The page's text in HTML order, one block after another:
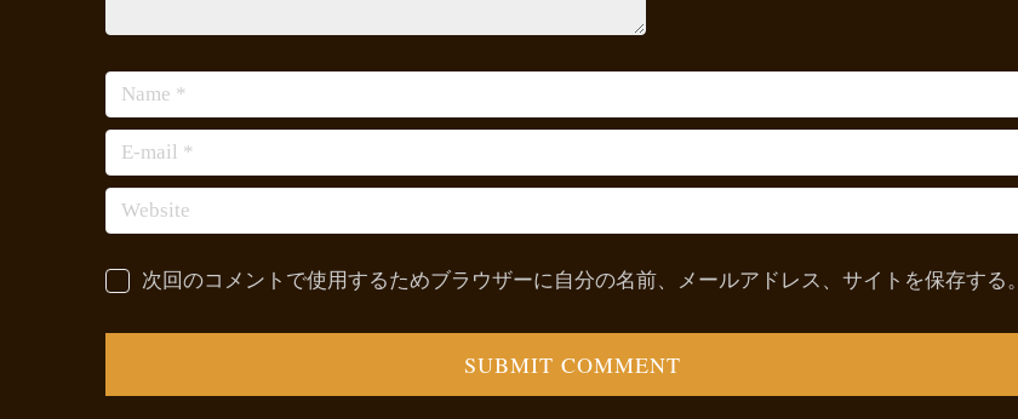
次回のコメントで使用するためブラウザーに自分の名前、メールアドレス、サイトを保存する。